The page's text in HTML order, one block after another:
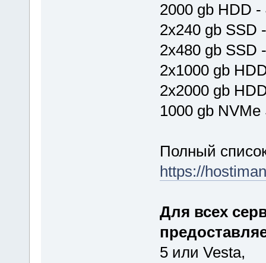
2000 gb HDD -
2x240 gb SSD
2x480 gb SSD
2x1000 gb
2x2000 gb
1000 gb
Полный
https://
Для всех
5 или Vesta,